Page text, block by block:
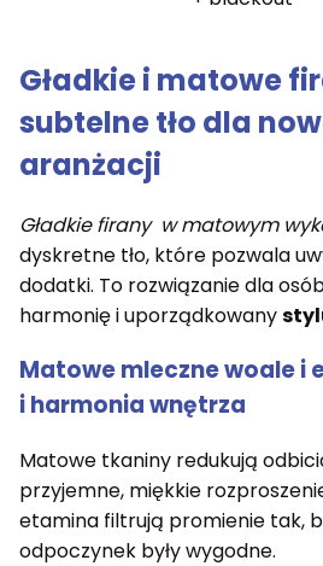
Gładkie i matowe
subtelne tło dla
aranżacji
Gładkie firany w matowym
dyskretne tło, które pozwala
dodatki. To rozwiązanie dla
harmonię i uporządkowany
Matowe mleczne woale i
i harmonia wnętrza
Matowe tkaniny redukują
przyjemne, miękkie
etamina filtrują promienie tak,
odpoczynek były wygodne.